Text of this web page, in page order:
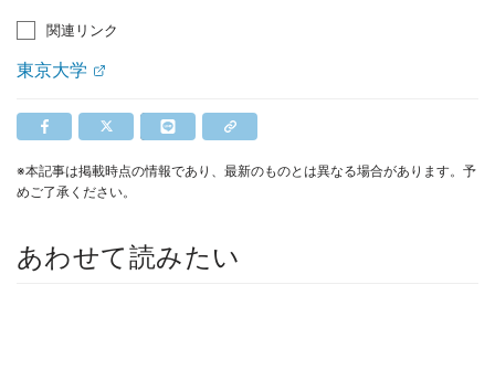
関連リンク
東京大学
※本記事は掲載時点の情報であり、最新のものとは異なる場合があります。予
めご了承ください。
あわせて読みたい